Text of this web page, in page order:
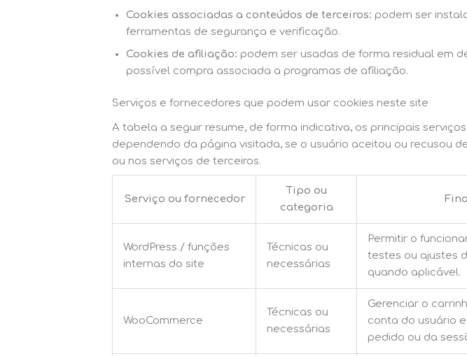
Cookies associadas a conteúdos de terceiros: podem ser
ferramentas de segurança e verificação.
Cookies de afiliação: podem ser usadas de forma residual em
possível compra associada a programas de afiliação.
Serviços e fornecedores que podem usar cookies neste site
A tabela a seguir resume, de forma indicativa, os principais
dependendo da página visitada, se o usuário aceitou ou recusou
ou nos serviços de terceiros.
Serviço ou fornecedor
Tipo ou
categoria
WordPress / funções
internas do site
Técnicas ou
necessárias
Permitir o
testes ou ajustes
quando aplicável.
WooCommerce
Técnicas ou
necessárias
Gerenciar o
conta do usuário
pedido ou da